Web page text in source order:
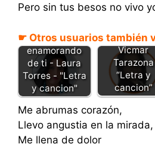
Pero sin tus besos no vivo
☛ Otros usuarios también
Me estoy
enamorando
de ti - Laura
Torres - "Letra
y cancion"
Beso
Vicmar
Tarazona
“Letra y
cancion”
Me abrumas corazón,
Llevo angustia en la mirada,
Me llena de dolor